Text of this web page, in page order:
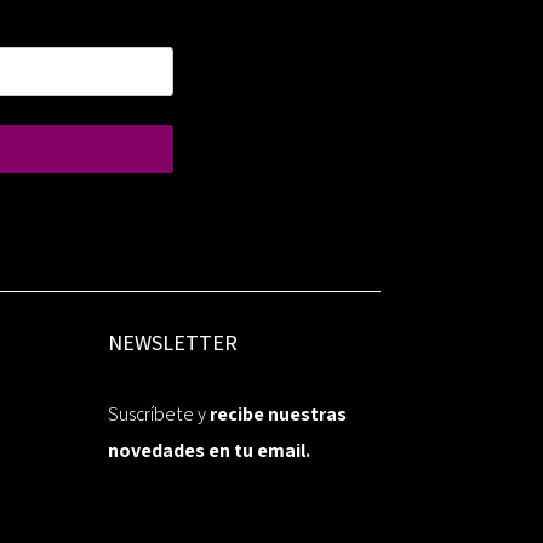
NEWSLETTER
Suscríbete yrecibe nuestras
novedades en tu email.